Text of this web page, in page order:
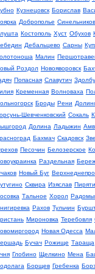
Кузнецовск Борислав
Доброполье
Костополь Хуст Обухов
Дебальцево Сарны
Малин
Роздол Новояворовск
Попасная Славутич
Кременная Волноваха
Броды Рени
Шевченковский Сокаль
Долина Ладыжин
Бахмач Скадовск
Песочин Белозерское
Раздельная
Новый Буг
Сквира Изяслав
Тальное Хорол
Рахов Тульчин
Мироновка Теребовля
Новая Одесса
Бучач Рожище Тараща
Глобино Щелкино Мена
Борщев Гребенка